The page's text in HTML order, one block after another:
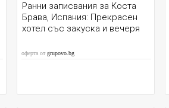
Ранни записвания за Коста
Брава, Испания: Прекрасен
хотел със закуска и вечеря
оферта от grupovo.bg